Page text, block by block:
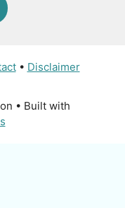
• Disclaimer
• Built with